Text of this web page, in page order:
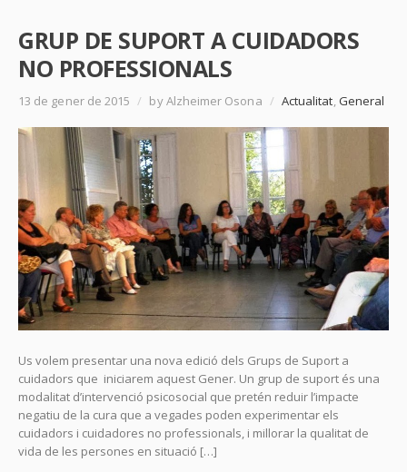
GRUP DE SUPORT A CUIDADORS
NO PROFESSIONALS
13 de gener de 2015 / by Alzheimer Osona / Actualitat,General
Us volem presentar una nova edició dels Grups de Suport a
cuidadors que iniciarem aquest Gener. Un grup de suport és una
modalitat d’intervenció psicosocial que pretén reduir l’impacte
negatiu de la cura que a vegades poden experimentar els
cuidadors i cuidadores no professionals, i millorar la qualitat de
vida de les persones en situació […]